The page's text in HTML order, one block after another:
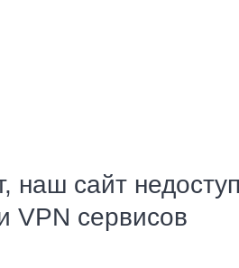
наш сайт
VPN сервисов